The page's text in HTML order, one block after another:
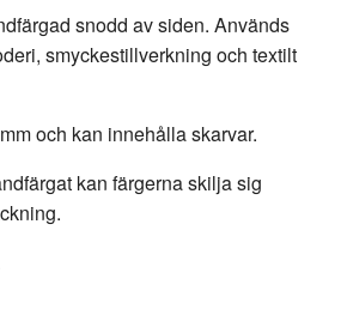
snodd av siden. Används
smyckestillverkning och textilt
och kan innehålla skarvar.
kan färgerna skilja sig